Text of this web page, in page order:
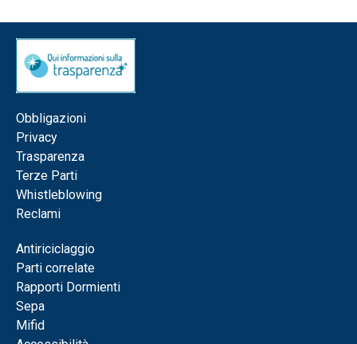
Obbligazioni
Privacy
Trasparenza
Terze Parti
Whistleblowing
Reclami
Antiriciclaggio
Parti correlate
Rapporti Dormienti
Sepa
Mifid